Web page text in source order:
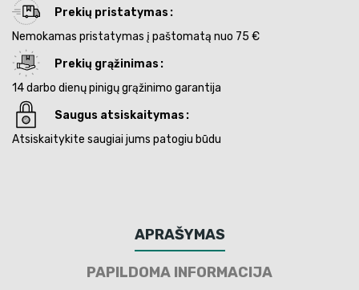
Prekių pristatymas
Nemokamas pristatymas į paštomatą nuo 75 €
Prekių grąžinimas
14 darbo dienų pinigų grąžinimo garantija
Saugus atsiskaitymas
Atsiskaitykite saugiai jums patogiu būdu
APRAŠYMAS
PAPILDOMA INFORMACIJA